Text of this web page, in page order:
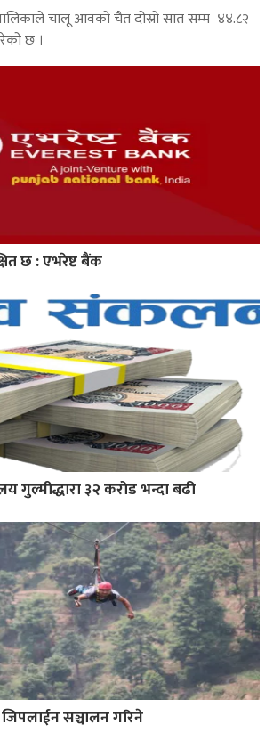
चालू आवको चैत दोस्रो सात सम्म ४४.८२
छ ।
छ : एभरेष्ट बैंक
गुल्मीद्धारा ३२ करोड भन्दा बढी
सञ्चालन गरिने